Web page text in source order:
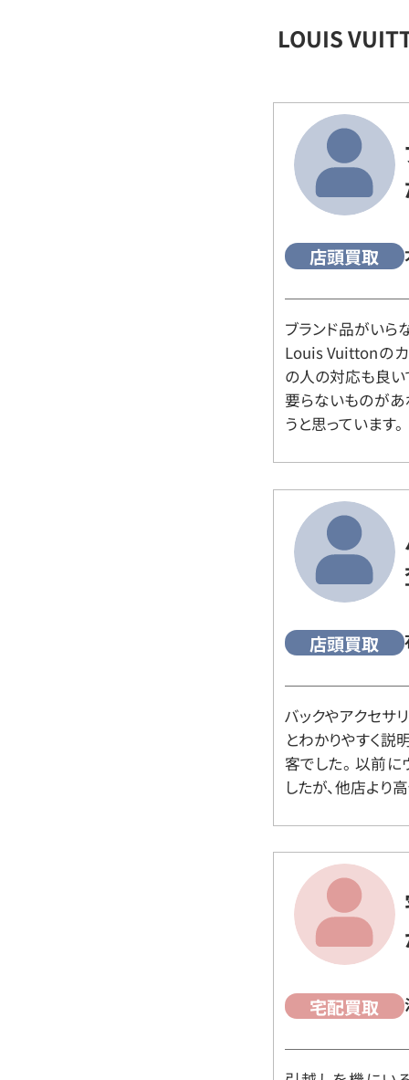
LOUIS
店頭買取
ブランド品がいら
Louis Vuittonの
の人の対応も良い
要らないものがあ
うと思っています。
店頭買取
バックやアクセサ
とわかりやすく説
客でした。 以前
したが、他店より
宅配買取